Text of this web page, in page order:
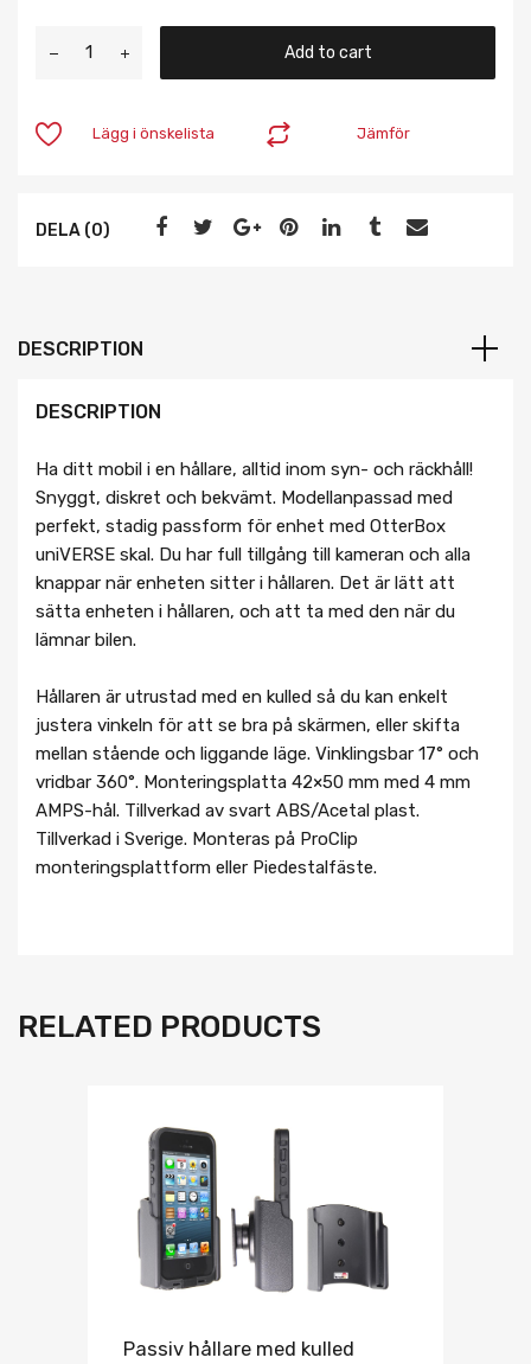
Add to cart
Jämför
Lägg i önskelista
DELA (0)
DESCRIPTION
DESCRIPTION
Ha ditt mobil i en hållare, alltid inom syn- och räckhåll!
Snyggt, diskret och bekvämt. Modellanpassad med
perfekt, stadig passform för enhet med OtterBox
uniVERSE skal. Du har full tillgång till kameran och alla
knappar när enheten sitter i hållaren. Det är lätt att
sätta enheten i hållaren, och att ta med den när du
lämnar bilen.
Hållaren är utrustad med en kulled så du kan enkelt
justera vinkeln för att se bra på skärmen, eller skifta
mellan stående och liggande läge. Vinklingsbar 17° och
vridbar 360°. Monteringsplatta 42×50 mm med 4 mm
AMPS-hål. Tillverkad av svart ABS/Acetal plast.
Tillverkad i Sverige. Monteras på ProClip
monteringsplattform eller Piedestalfäste.
RELATED PRODUCTS
Passiv hållare med kulled